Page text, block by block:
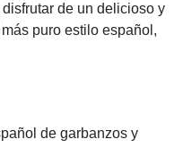
de un delicioso y
puro estilo español,